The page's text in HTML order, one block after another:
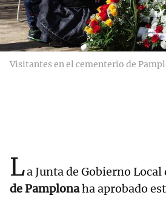
Visitantes en el cementerio de
La Junta de Gobierno
de Pamplonaha aprobado